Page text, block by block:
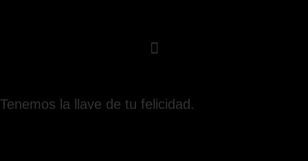
Tenemos la llave de tu felicidad.